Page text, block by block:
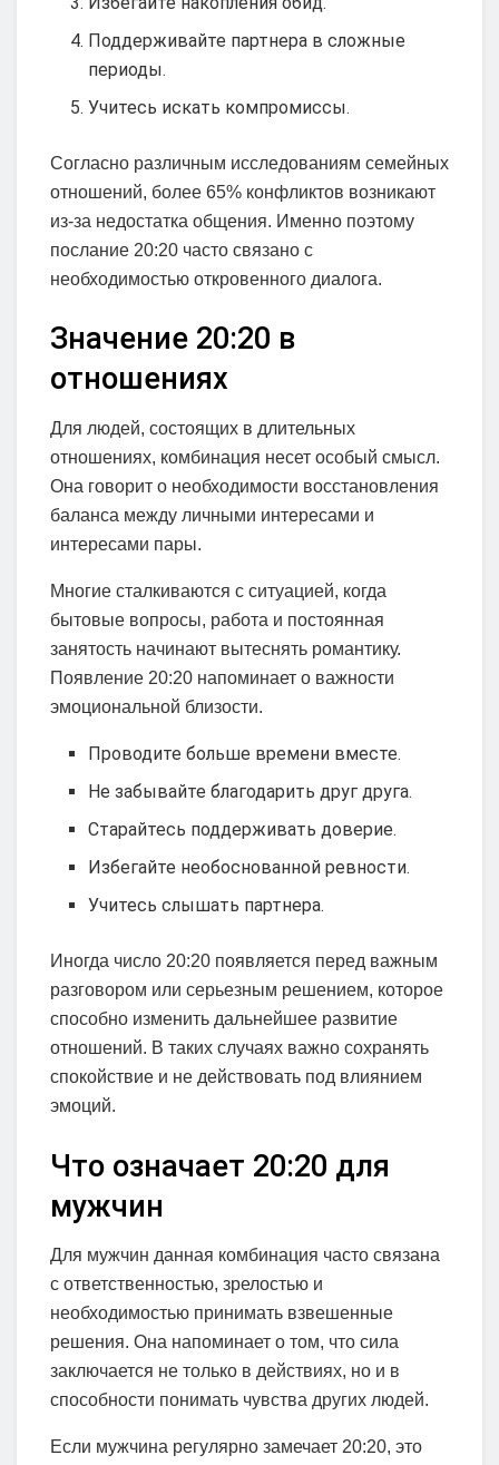
Поддерживайте партнера в сложные
периоды.
Учитесь искать компромиссы.
Согласно различным исследованиям семейных
отношений, более 65% конфликтов возникают
из-за недостатка общения. Именно поэтому
послание 20:20 часто связано с
необходимостью откровенного диалога.
Значение 20:20 в
отношениях
Для людей, состоящих в длительных
отношениях, комбинация несет особый смысл.
Она говорит о необходимости восстановления
баланса между личными интересами и
интересами пары.
Многие сталкиваются с ситуацией, когда
бытовые вопросы, работа и постоянная
занятость начинают вытеснять романтику.
Появление 20:20 напоминает о важности
эмоциональной близости.
Проводите больше времени вместе.
Не забывайте благодарить друг друга.
Старайтесь поддерживать доверие.
Избегайте необоснованной ревности.
Учитесь слышать партнера.
Иногда число 20:20 появляется перед важным
разговором или серьезным решением, которое
способно изменить дальнейшее развитие
отношений. В таких случаях важно сохранять
спокойствие и не действовать под влиянием
эмоций.
Что означает 20:20 для
мужчин
Для мужчин данная комбинация часто связана
с ответственностью, зрелостью и
необходимостью принимать взвешенные
решения. Она напоминает о том, что сила
заключается не только в действиях, но и в
способности понимать чувства других людей.
Если мужчина регулярно замечает 20:20, это